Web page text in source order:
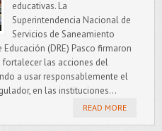
educativas. La
Superintendencia Nacional de
Servicios de Saneamiento
(DRE) Pasco firmaron
las acciones del
a usar responsablemente el
en las instituciones...
READ MORE